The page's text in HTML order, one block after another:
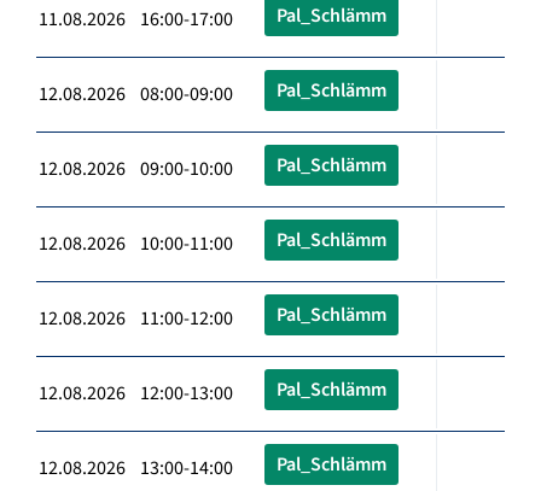
11.08.2026 16:00-17:00 Pal_Schlämm
12.08.2026 08:00-09:00 Pal_Schlämm
12.08.2026 09:00-10:00 Pal_Schlämm
12.08.2026 10:00-11:00 Pal_Schlämm
12.08.2026 11:00-12:00 Pal_Schlämm
12.08.2026 12:00-13:00 Pal_Schlämm
12.08.2026 13:00-14:00 Pal_Schlämm